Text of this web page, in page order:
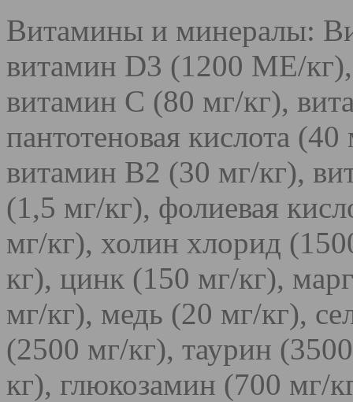
Витамины и минералы:
витамин D3 (1200 МЕ/
витамин С (80 мг/кг),
пантотеновая кислота
витамин B2 (30 мг/кг),
(1,5 мг/кг), фолиевая
мг/кг), холин хлорид
кг), цинк (150 мг/кг),
мг/кг), медь (20 мг/кг),
(2500 мг/кг), таурин
кг), глюкозамин (700 мг/